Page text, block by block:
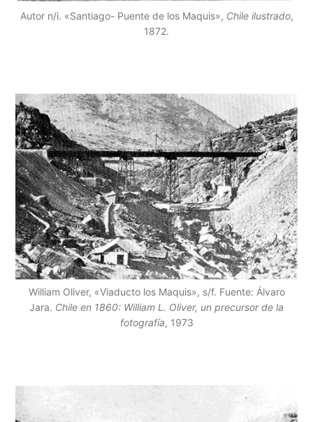
Autor n/i. «Santiago- Puente de los Maquis», Chile ilustrado,
1872.
William Oliver, «Viaducto los Maquis», s/f. Fuente: Álvaro
Jara. Chile en 1860: William L. Oliver, un precursor de la
fotografía, 1973